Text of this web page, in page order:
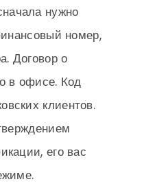
нужно
номер,
Договор о
в офисе. Код
клиентов.
его вас